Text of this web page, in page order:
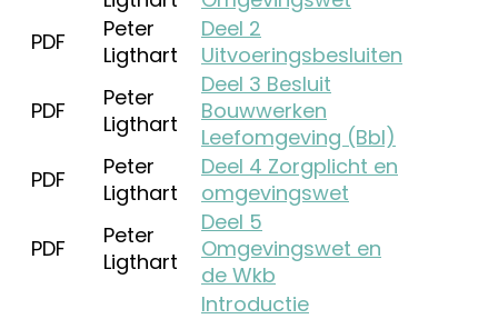
PDF
Peter
Ligthart
Deel 2
Uitvoeringsbesluiten
PDF
Peter
Ligthart
Deel 3 Besluit
Bouwwerken
Leefomgeving (Bbl)
PDF
Peter
Ligthart
Deel 4 Zorgplicht en
omgevingswet
PDF
Peter
Ligthart
Deel 5
Omgevingswet en
de Wkb
Introductie